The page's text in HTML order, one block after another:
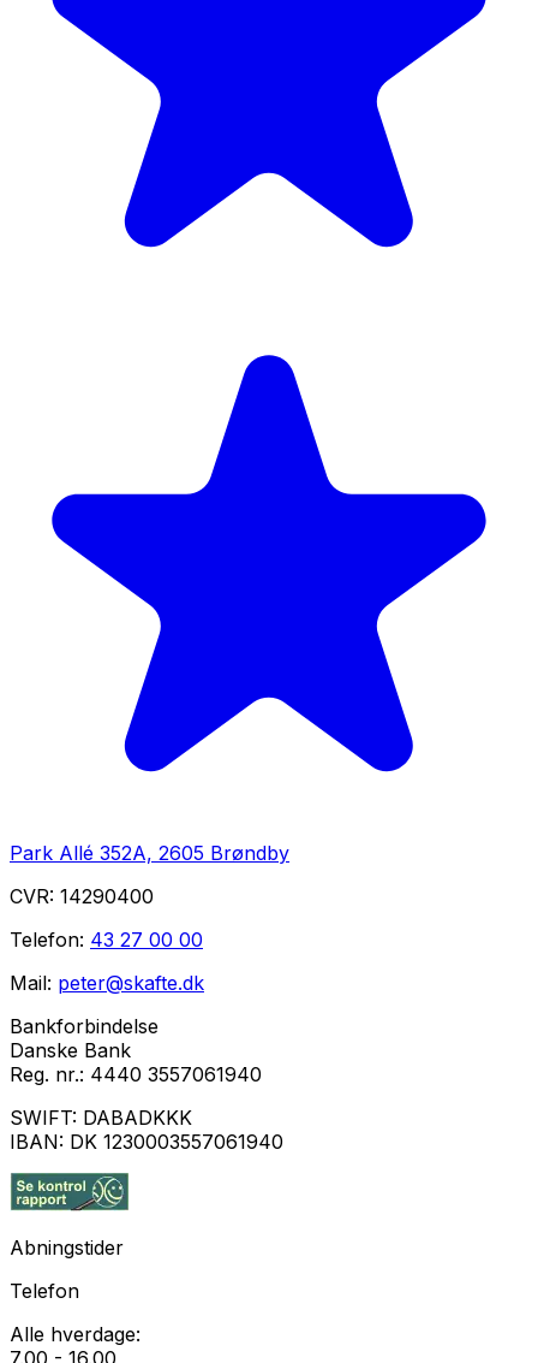
Park Allé 352A, 2605 Brøndby
CVR: 14290400
Telefon: 43 27 00 00
Mail: peter@skafte.dk
Bankforbindelse
Danske Bank
Reg. nr.: 4440 3557061940
SWIFT: DABADKKK
IBAN: DK 1230003557061940
Abningstider
Telefon
Alle hverdage:
7.00 - 16.00